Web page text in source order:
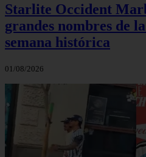
Starlite Occident
grandes nombres de
semana histórica
01/08/2026